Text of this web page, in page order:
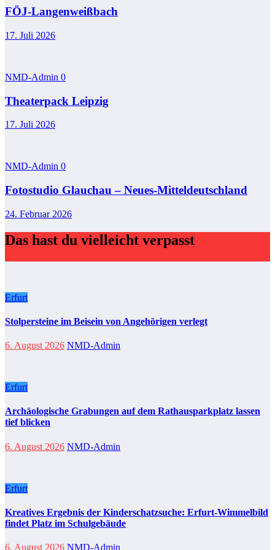
FÖJ-Langenweißbach
17. Juli 2026
NMD-Admin 0
Theaterpack Leipzig
17. Juli 2026
NMD-Admin 0
Fotostudio Glauchau – Neues-Mitteldeutschland
24. Februar 2026
Das hast du vielleicht verpasst
Erfurt
Stolpersteine im Beisein von Angehörigen verlegt
6. August 2026 NMD-Admin
Erfurt
Archäologische Grabungen auf dem Rathausparkplatz lassen
tief blicken
6. August 2026 NMD-Admin
Erfurt
Kreatives Ergebnis der Kinderschatzsuche: Erfurt-Wimmelbild
findet Platz im Schulgebäude
6. August 2026 NMD-Admin